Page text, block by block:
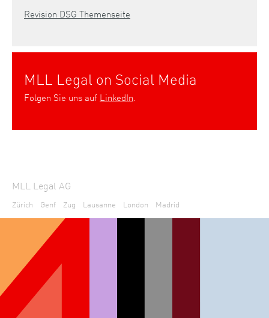
Revision DSG Themenseite
MLL Legal on Social Media
Folgen Sie uns auf LinkedIn.
MLL Legal AG
Zürich Genf Zug Lausanne London Madrid